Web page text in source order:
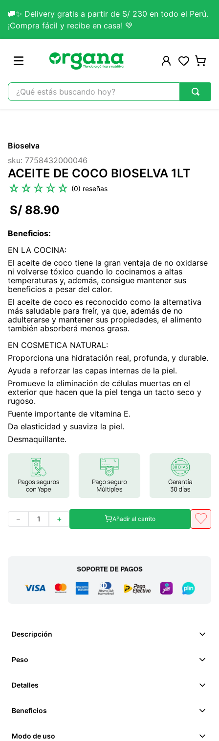
🚚✨ Delivery gratis a partir de S/ 230 en todo el Perú.
¡Compra fácil y recibe en casa! 💚
¿Qué estás buscando hoy?
2.
citrato magnesio
3.
colageno
kefir
6
melena leon
7.
magnesio
8 .
stevia
9.
ashwagandha
10. clorofila
Bioselva
sku: 7758432000046
ACEITE DE COCO BIOSELVA 1LT
☆☆☆☆☆ (0)
S/ 88.90
Beneficios:
EN LA COCINA:
El aceite de coco tiene la gran ventaja de no oxidarse
ni volverse tóxico cuando lo cocinamos a altas
temperaturas y, además, consigue mantener sus
beneficios a pesar del calor.
El aceite de coco es reconocido como la alternativa
más saludable para freír, ya que, además de no
adulterarse y mantener sus propiedades, el alimento
también absorberá menos grasa.
EN COSMETICA NATURAL:
Proporciona una hidratación real, profunda, y durable.
Ayuda a reforzar las capas internas de la piel.
Promueve la eliminación de células muertas en el
exterior que hacen que la piel tenga un tacto seco y
rugoso.
Fuente importante de vitamina E.
Da elasticidad y suaviza la piel.
Desmaquillante.
＋
－ Añadir al carrito
Descripción
Peso
Detalles
Beneficios
Modo de uso